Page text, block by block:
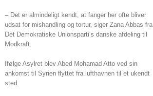
– Det er almindeligt kendt, at fanger her ofte bliver
udsat for mishandling og tortur, siger Zana Abbas fra
Det Demokratiske Unionsparti’s danske afdeling til
Modkraft.
Ifølge Asylret blev Abed Mohamad Atto ved sin
ankomst til Syrien flyttet fra lufthavnen til et ukendt
sted.